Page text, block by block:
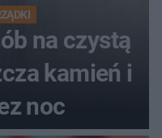
na czystą
kamień i
noc